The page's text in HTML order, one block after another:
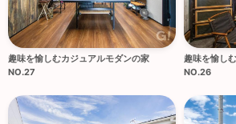
趣味を愉しむカジュアルモダンの家
NO.27
趣味を愉し
NO.26